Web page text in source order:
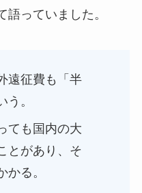
っていました。
遠征費も「半
。
ても国内の大
とがあり、そ
る。